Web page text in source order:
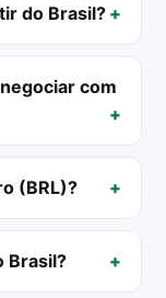
do Brasil?
com
(BRL)?
Brasil?